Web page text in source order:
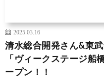
2025.03.16
清水総合開発さん&東
「ヴィークステージ船
ープン！！